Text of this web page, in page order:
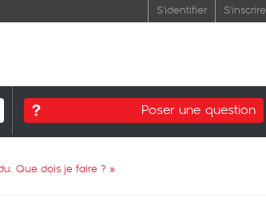
S'identifier S'inscrire
Poser une question
Que dois je faire ? »